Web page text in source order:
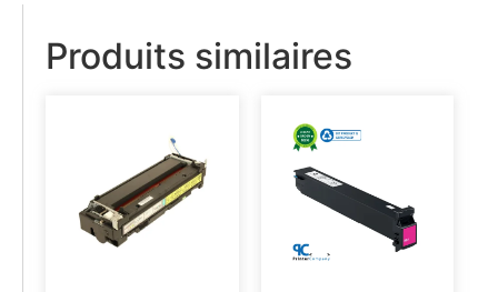
Produits similaires